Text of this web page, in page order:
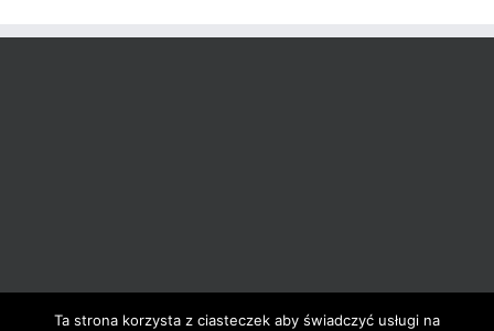
Ta strona korzysta z ciasteczek aby świadczyć usługi na